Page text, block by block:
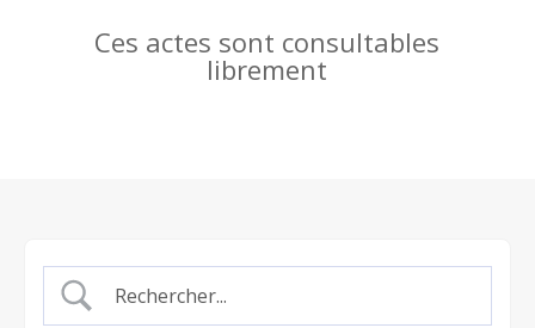
Ces actes sont consultables
librement